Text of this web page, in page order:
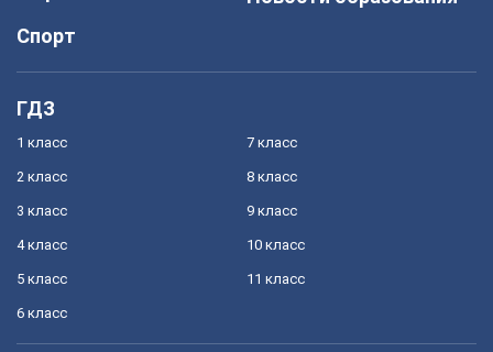
Спорт
ГДЗ
1 класс
2 класс
3 класс
4 класс
5 класс
6 класс
7 класс
8 класс
9 класс
10 класс
11 класс